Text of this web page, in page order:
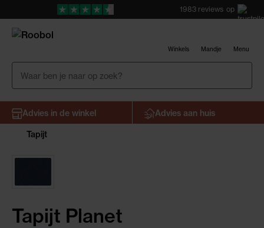
1983 reviews op
Winkels Mandje Menu
Advies in de winkel
Advies aan huis
Tapijt
Tapijt Planet